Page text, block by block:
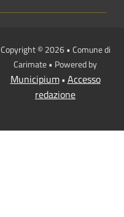
Copyright © 2026 • Comune di
Carimate • Powered by
Municipium• Accesso
redazione